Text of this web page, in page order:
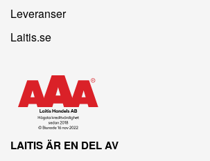
Leveranser
Laitis.se
LAITIS ÄR EN DEL AV